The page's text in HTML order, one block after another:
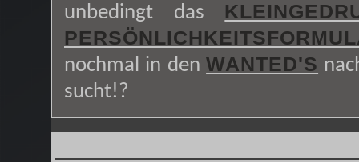
unbedingt das
nochmal in denWANTED'S
sucht!?